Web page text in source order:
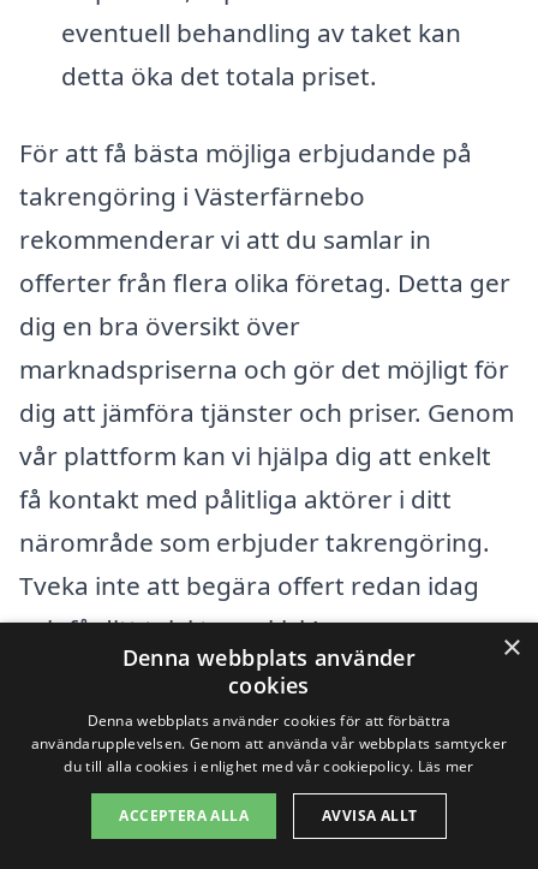
eventuell behandling av taket kan
detta öka det totala priset.
För att få bästa möjliga erbjudande på
takrengöring i Västerfärnebo
rekommenderar vi att du samlar in
offerter från flera olika företag. Detta ger
dig en bra översikt över
marknadspriserna och gör det möjligt för
dig att jämföra tjänster och priser. Genom
vår plattform kan vi hjälpa dig att enkelt
få kontakt med pålitliga aktörer i ditt
närområde som erbjuder takrengöring.
Tveka inte att begära offert redan idag
och få ditt tak i toppskick!
Få 3 erbjudanden, gratis och utan
förpliktelser
×
Denna webbplats använder
cookies
Denna webbplats använder cookies för att förbättra
användarupplevelsen. Genom att använda vår webbplats samtycker
du till alla cookies i enlighet med vår cookiepolicy. Läs mer
ACCEPTERA ALLA AVVISA ALLT